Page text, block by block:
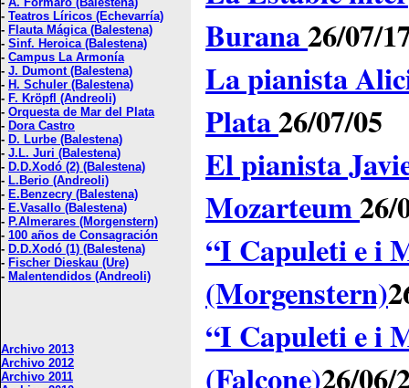
- Teatros Líricos (Echevarría)
- Flauta Mágica (Balestena)
- Sinf. Heroica (Balestena)
- Campus La Armonía
- J. Dumont (Balestena)
- H. Schuler (Balestena)
- F. Kröpfl (Andreoli)
- Orquesta de Mar del Plata
- Dora Castro
- D. Lurbe (Balestena)
- J.L. Juri (Balestena)
- D.D.Xodó (2) (Balestena)
- L.Berio (Andreoli)
- E.Benzecry (Balestena)
- E.Vasallo (Balestena)
- P.Almerares (Morgenstern)
- 100 años de Consagración
- D.D.Xodó (1) (Balestena)
- Fischer Dieskau (Ure)
- Malentendidos (Andreoli)
Archivo 2013
Archivo 2012
Archivo 2011
Burana26/07/
La pianista
Plata26/07/05
El pianista
Mozarteum26/
“I Capuleti e i
(Morgenstern)
“I Capuleti e i
(Falcone)26/06/